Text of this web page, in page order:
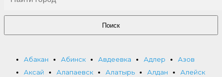
Поиск
Абакан Абинск Авдеевка Адлер
Азов
Аксай
Алапаевск Алатырь Алдан
Алейск